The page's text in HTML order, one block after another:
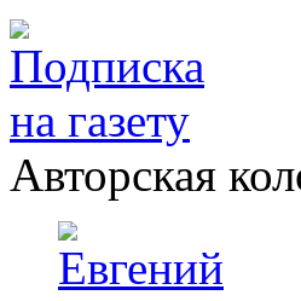
Авторская